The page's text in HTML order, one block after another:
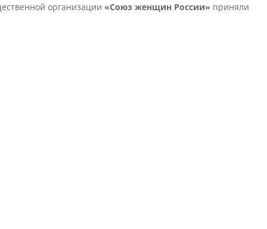
организации «Союз женщин России» приняли